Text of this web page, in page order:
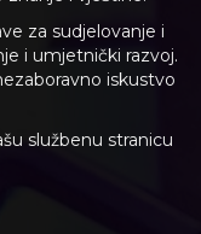
za sudjelovanje i
i umjetnički razvoj.
iskustvo
službenu stranicu